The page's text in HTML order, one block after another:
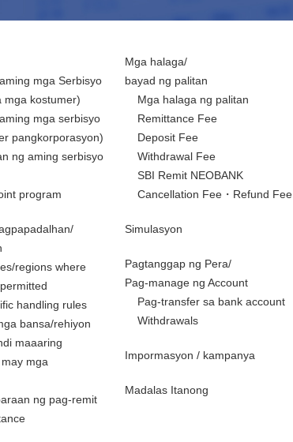
mga Serbisyo
mga kostumer)
mga serbisyo
pangkorporasyon)
ng aming serbisyo
program
regions where
handling rules
bansa/rehiyon
maaaring
mga
ng pag-remit
Mga halaga/
bayad ng palitan
Mga halaga ng palitan
Remittance Fee
Deposit Fee
Withdrawal Fee
SBI Remit NEOBANK
Cancellation Fee・Refund Fee
Simulasyon
Pagtanggap ng Pera/
Pag-manage ng Account
Pag-transfer sa bank account
Withdrawals
Impormasyon / kampanya
Madalas Itanong